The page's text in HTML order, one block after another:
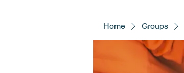
Home Groups